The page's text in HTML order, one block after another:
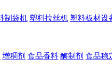
制袋机 塑料拉丝机 塑料板材设
增稠剂 食品香料 酶制剂 食品稳